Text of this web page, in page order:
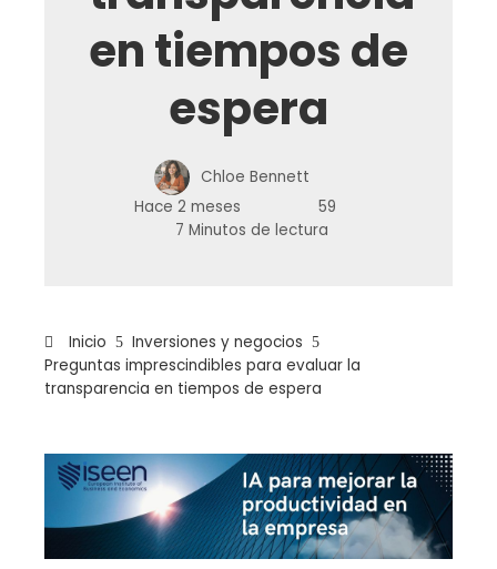
en tiempos de
espera
Chloe Bennett
Hace 2 meses
59
7 Minutos de lectura
Inicio
Inversiones y negocios
Preguntas imprescindibles para evaluar la
transparencia en tiempos de espera